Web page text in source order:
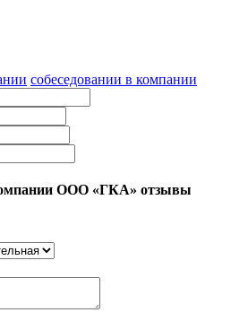
собеседовании в компании
ООО «ГКА» отзывы